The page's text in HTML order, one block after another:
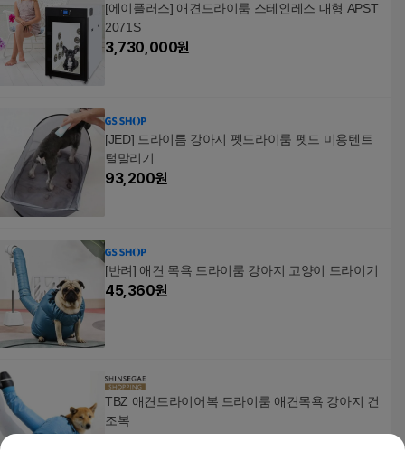
[에이플러스] 애견드라이룸 스테인레스 대형 APST
2071S
3,730,000원
[JED] 드라이름 강아지 펫드라이룸 펫드 미용텐트
털말리기
93,200원
[반려] 애견 목욕 드라이룸 강아지 고양이 드라이기
45,360원
TBZ 애견드라이어복 드라이룸 애견목욕 강아지 건
조복